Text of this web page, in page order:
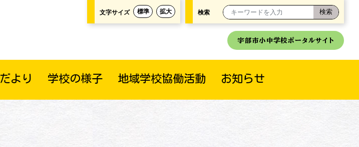
文字サイズ 標準 拡大 検索
宇部市小中学校ポータルサイト
より 学校の様子 地域学校協働活動 お知らせ